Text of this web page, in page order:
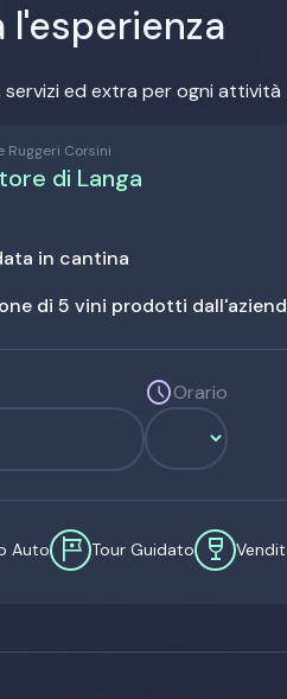
l'esperienza
servizi ed extra per ogni attività
Ruggeri Corsini
di Langa
in cantina
di 5 vini prodotti
scheduleOrario
Auto tour Tour Guidato wine_bar